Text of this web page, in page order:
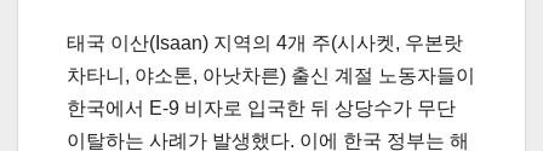
태국 이산(Isaan) 지역의 4개 주(시사켓, 우본랏
차타니, 야소톤, 아낫차른) 출신 계절 노동자들이
한국에서 E-9 비자로 입국한 뒤 상당수가 무단
이탈하는 사례가 발생했다. 이에 한국 정부는 해